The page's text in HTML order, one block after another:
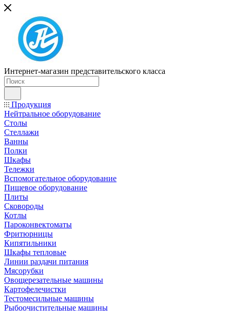
Интернет-магазин представительского класса
Продукция
Нейтральное оборудование
Столы
Стеллажи
Ванны
Полки
Шкафы
Тележки
Вспомогательное оборудование
Пищевое оборудование
Плиты
Сковороды
Котлы
Пароконвектоматы
Фритюрницы
Кипятильники
Шкафы тепловые
Линии раздачи питания
Мясорубки
Овощерезательные машины
Картофелечистки
Тестомесильные машины
Рыбоочистительные машины